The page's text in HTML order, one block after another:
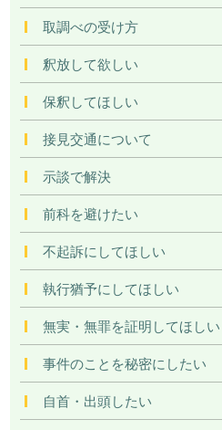
取調べの受け方
釈放して欲しい
保釈してほしい
接見交通について
示談で解決
前科を避けたい
不起訴にしてほしい
執行猶予にしてほしい
無実・無罪を証明してほしい
事件のことを秘密にしたい
自首・出頭したい